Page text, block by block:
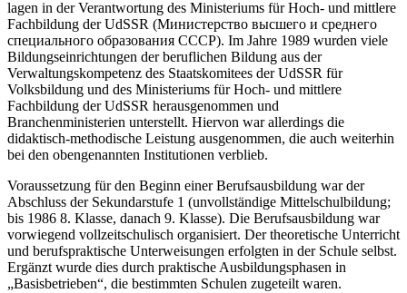
lagen in der Verantwortung des Ministeriums für Hoch- und mittlere
Fachbildung der UdSSR (Министерство высшего и среднего
специального образования СССР). Im Jahre 1989 wurden viele
Bildungseinrichtungen der beruflichen Bildung aus der
Verwaltungskompetenz des Staatskomitees der UdSSR für
Volksbildung und des Ministeriums für Hoch- und mittlere
Fachbildung der UdSSR herausgenommen und
Branchenministerien unterstellt. Hiervon war allerdings die
didaktisch-methodische Leistung ausgenommen, die auch weiterhin
bei den obengenannten Institutionen verblieb.
Voraussetzung für den Beginn einer Berufsausbildung war der
Abschluss der Sekundarstufe 1 (unvollständige Mittelschulbildung;
bis 1986 8. Klasse, danach 9. Klasse). Die Berufsausbildung war
vorwiegend vollzeitschulisch organisiert. Der theoretische Unterricht
und berufspraktische Unterweisungen erfolgten in der Schule selbst.
Ergänzt wurde dies durch praktische Ausbildungsphasen in
„Basisbetrieben“, die bestimmten Schulen zugeteilt waren.